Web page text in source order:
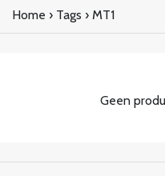
Home › Tags › MT1
Geen